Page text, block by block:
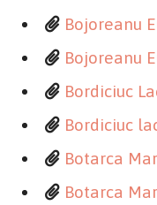
Bojoreanu
Bojoreanu
Bordiciuc
Bordiciuc
Botarca
Botarca